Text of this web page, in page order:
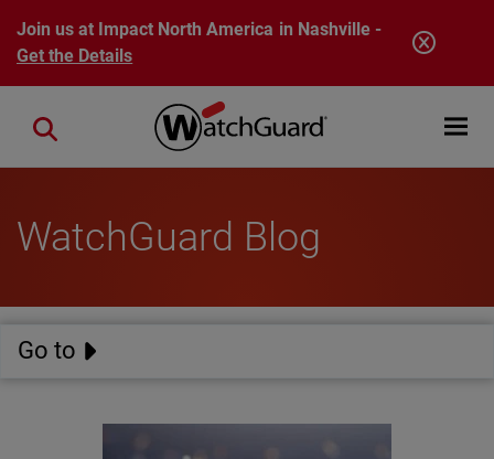
Skip to main content
Join us at Impact North America in Nashville -
Get the Details
Open
Close search
WatchGuard Blog
Go to